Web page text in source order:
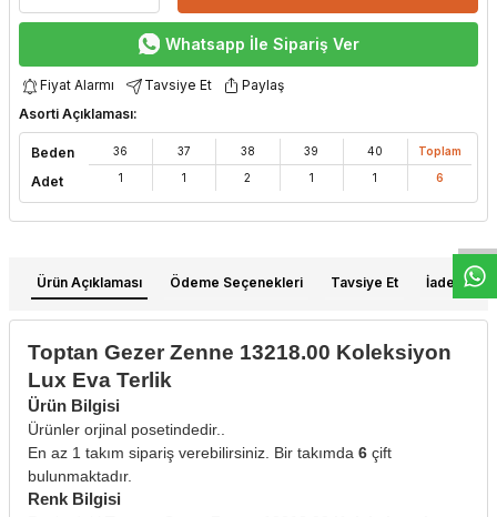
W
h
t
s
a
p
p
D
e
s
e
H
a
t
t
Whatsapp İle Sipariş Ver
Fiyat Alarmı Tavsiye Et
Paylaş
Asorti Açıklaması:
Beden
Adet
36
1
37
1
38
2
39
1
40
1
Toplam
6
Ürün Açıklaması Ödeme Seçenekleri Tavsiye Et İade
Toptan Gezer Zenne 13218.00 Koleksiyon
Lux Eva Terlik
Ürün Bilgisi
Ürünler orjinal posetindedir..
En az 1 takım sipariş verebilirsiniz. Bir takımda 6 çift
bulunmaktadır.
Renk Bilgisi